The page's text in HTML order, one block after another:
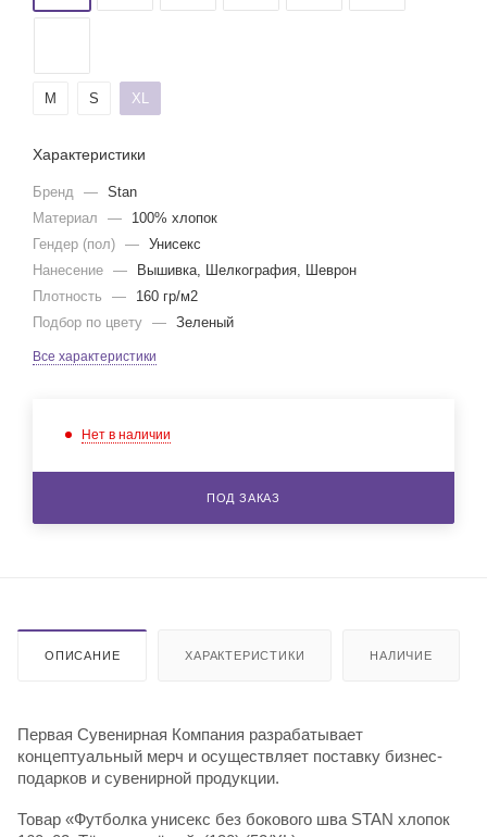
M S XL
Характеристики
Бренд — Stan
Материал
—
100% хлопок
Гендер (пол) — Унисекс
Нанесение —
Вышивка, Шелкография, Шеврон
Плотность
—
160 гр/м2
Подбор по цвету — Зеленый
Все характеристики
Нет в наличии
ПОД ЗАКАЗ
ОПИСАНИЕ ХАРАКТЕРИСТИКИ НАЛИЧИЕ
Первая Сувенирная Компания разрабатывает
концептуальный мерч и осуществляет поставку бизнес-
подарков и сувенирной продукции.
Товар «Футболка унисекс без бокового шва STAN хлопок